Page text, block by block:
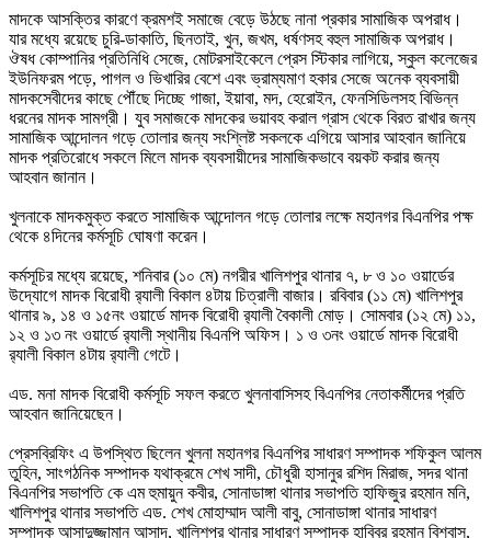
মাদকে আসক্তির কারণে ক্রমশই সমাজে বেড়ে উঠছে নানা প্রকার সামাজিক অপরাধ।
যার মধ্যে রয়েছে চুরি-ডাকাতি, ছিনতাই, খুন, জখম, ধর্ষণসহ বহুল সামাজিক অপরাধ।
ঔষধ কোম্পানির প্রতিনিধি সেজে, মোটরসাইকেলে প্রেস স্টিকার লাগিয়ে, স্কুল কলেজের
ইউনিফরম পড়ে, পাগল ও ভিখারির বেশে এবং ভ্রাম্যমাণ হকার সেজে অনেক ব্যবসায়ী
মাদকসেবীদের কাছে পৌঁছে দিচ্ছে গাজা, ইয়াবা, মদ, হেরোইন, ফেনসিডিলসহ বিভিন্ন
ধরনের মাদক সামগ্রী। যুব সমাজকে মাদকের ভয়াবহ করাল গ্রাস থেকে বিরত রাখার জন্য
সামাজিক আন্দোলন গড়ে তোলার জন্য সংশ্লিষ্ট সকলকে এগিয়ে আসার আহবান জানিয়ে
মাদক প্রতিরোধে সকলে মিলে মাদক ব্যবসায়ীদের সামাজিকভাবে বয়কট করার জন্য
আহবান জানান।
খুলনাকে মাদকমুক্ত করতে সামাজিক আন্দোলন গড়ে তোলার লক্ষে মহানগর বিএনপির পক্ষ
থেকে ৪দিনের কর্মসূচি ঘোষণা করেন।
কর্মসূচির মধ্যে রয়েছে, শনিবার (১০ মে) নগরীর খালিশপুর থানার ৭, ৮ ও ১০ ওয়ার্ডের
উদ্যোগে মাদক বিরোধী র‌্যালী বিকাল ৪টায় চিত্রালী বাজার। রবিবার (১১ মে) খালিশপুর
থানার ৯, ১৪ ও ১৫নং ওয়ার্ডে মাদক বিরোধী র‌্যালী বৈকালী মোড়। সোমবার (১২ মে) ১১,
১২ ও ১৩ নং ওয়ার্ডে র‌্যালী স্থানীয় বিএনপি অফিস। ১ ও ৩নং ওয়ার্ডে মাদক বিরোধী
র‌্যালী বিকাল ৪টায় র‌্যালী গেটে।
এড. মনা মাদক বিরোধী কর্মসূচি সফল করতে খুলনাবাসিসহ বিএনপির নেতাকর্মীদের প্রতি
আহবান জানিয়েছেন।
প্রেসব্রিফিং এ উপস্থিত ছিলেন খুলনা মহানগর বিএনপির সাধারণ সম্পাদক শফিকুল আলম
তুহিন, সাংগঠনিক সম্পাদক যথাক্রমে শেখ সাদী, চৌধুরী হাসানুর রশিদ মিরাজ, সদর থানা
বিএনপির সভাপতি কে এম হুমায়ুন কবীর, সোনাডাঙ্গা থানার সভাপতি হাফিজুর রহমান মনি,
খালিশপুর থানার সভাপতি এড. শেখ মোহাম্মাদ আলী বাবু, সোনাডাঙ্গা থানার সাধারণ
সম্পাদক আসাদুজ্জামান আসাদ, খালিশপুর থানার সাধারণ সম্পাদক হাবিবুর রহমান বিশ্বাস,